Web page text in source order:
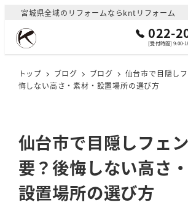
コ
宮城県全域のリフォームならkntリフォーム
022-
[受付時間] 9:00-
トップ ブログ ブログ
仙台市で目隠し
悔しない高さ・素材・設置場所の選び方
仙台市で目隠しフェ
要？後悔しない高さ
設置場所の選び方